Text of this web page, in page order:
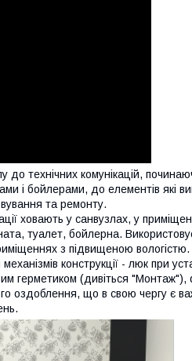
технічних комунікацій,
і бойлерами, до елементів які
та ремонту.
ховають у санвузлах, у
туалет, бойлерна.
з підвищеною вологістю.
конструкції - люк при
герметиком (дивіться
оздоблення, що в свою чергу є